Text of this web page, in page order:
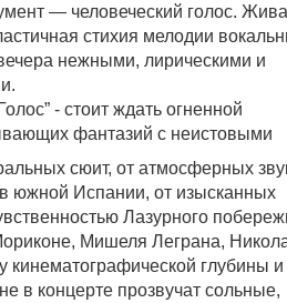
— человеческий голос.
стихия мелодии
нежными, лирическими и
- стоит ждать огненной
фантазий с неистовыми
сюит, от атмосферных
южной Испании, от изысканных
Лазурного
Мишеля Леграна,
кинематографической глубины и
в концерте прозвучат сольные,